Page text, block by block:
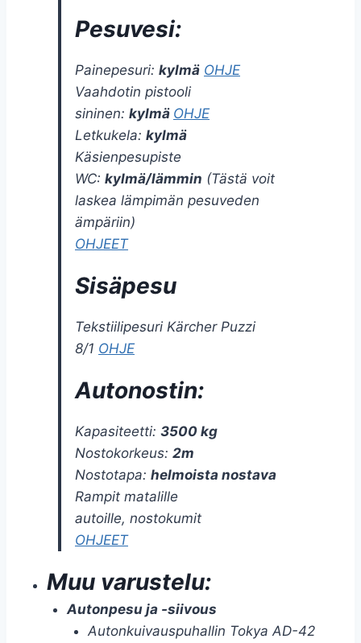
Pesuvesi:
Painepesuri: kylmä OHJE
Vaahdotin pistooli
sininen: kylmä OHJE
Letkukela: kylmä
Käsienpesupiste
WC: kylmä/lämmin (Tästä voit
laskea lämpimän pesuveden
ämpäriin)
OHJEET
Sisäpesu
Tekstiilipesuri Kärcher Puzzi
8/1 OHJE
Autonostin:
Kapasiteetti: 3500 kg
Nostokorkeus: 2m
Nostotapa: helmoista nostava
Rampit matalille
autoille, nostokumit
OHJEET
Muu varustelu:
Autonpesu ja -siivous
Autonkuivauspuhallin Tokya AD-42